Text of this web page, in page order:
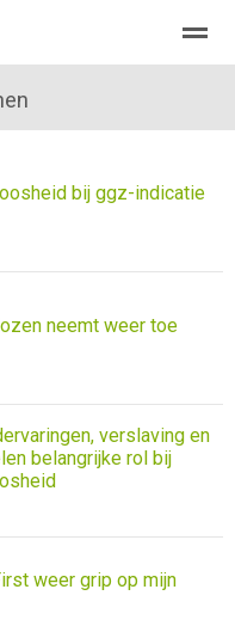
Pagina's
bij ggz-indicatie
neemt weer toe
verslaving en
belangrijke rol bij
weer grip op mijn